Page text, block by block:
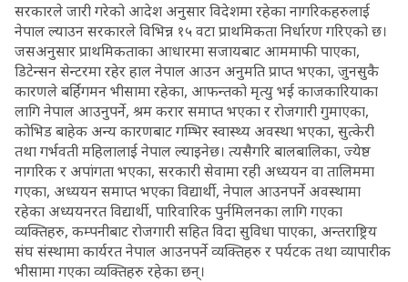
सरकारले जारी गरेको आदेश अनुसार विदेशमा रहेका नागरिकहरुलाई
नेपाल ल्याउन सरकारले विभिन्न १५ वटा प्राथमिकता निर्धारण गरिएको छ।
जसअनुसार प्राथमिकताका आधारमा सजायबाट आममाफी पाएका,
डिटेन्सन सेन्टरमा रहेर हाल नेपाल आउन अनुमति प्राप्त भएका, जुनसुकै
कारणले बर्हिगमन भीसामा रहेका, आफन्तको मृत्यु भई काजकारियाका
लागि नेपाल आउनुपर्ने, श्रम करार समाप्त भएका र रोजगारी गुमाएका,
कोभिड बाहेक अन्य कारणबाट गम्भिर स्वास्थ्य अवस्था भएका, सुत्केरी
तथा गर्भवती महिलालाई नेपाल ल्याइनेछ। त्यसैगरि बालबालिका, ज्येष्ठ
नागरिक र अपांगता भएका, सरकारी सेवामा रही अध्ययन वा तालिममा
गएका, अध्ययन समाप्त भएका विद्यार्थी, नेपाल आउनपर्ने अवस्थामा
रहेका अध्ययनरत विद्यार्थी, पारिवारिक पुर्नमिलनका लागि गएका
व्यक्तिहरु, कम्पनीबाट रोजगारी सहित विदा सुविधा पाएका, अन्तराष्ट्रिय
संघ संस्थामा कार्यरत नेपाल आउनपर्ने व्यक्तिहरु र पर्यटक तथा व्यापारीक
भीसामा गएका व्यक्तिहरु रहेका छन्।